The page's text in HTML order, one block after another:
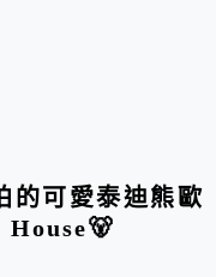
的可愛泰迪熊歐
House🐻